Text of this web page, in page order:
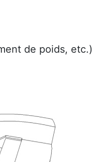
de poids, etc.)